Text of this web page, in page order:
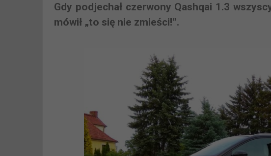
Gdy podjechał czerwony Qashqai 1.3
mówił „to się nie zmieści!”.